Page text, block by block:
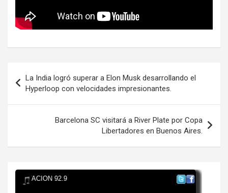
de
entradas
La India logró superar a Elon Musk desarrollando el
Hyperloop con velocidades impresionantes.
Barcelona SC visitará a River Plate por Copa
Libertadores en Buenos Aires.